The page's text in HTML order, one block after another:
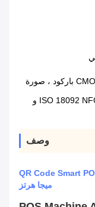
8 ميجا بكسل ، CMOS ، AF ، QR / 2D باركود ، صورة
ISO14443 من النوع A / B (دعم ISO 18092 NFC و
وصف
QR Code Smart
ميجا هرتز